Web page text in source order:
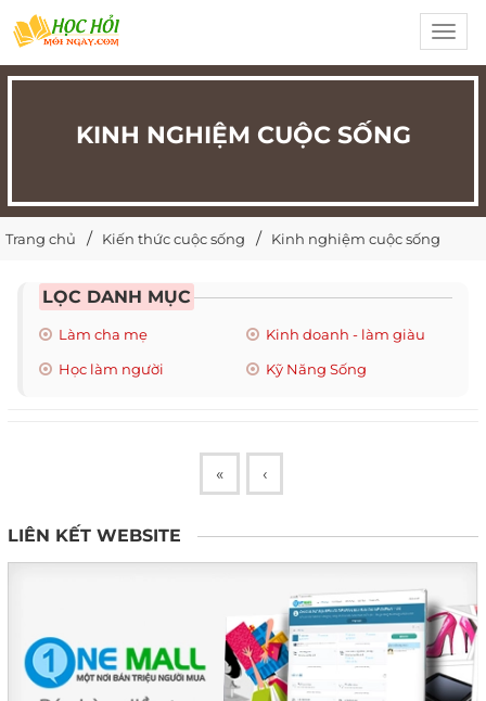
KINH NGHIỆM CUỘC SỐNG
Trang chủ Kiến thức cuộc sống Kinh nghiệm cuộc sống
LỌC DANH MỤC
Làm cha mẹ
Kinh doanh - làm giàu
Học làm người
Kỹ Năng Sống
« ‹
LIÊN KẾT WEBSITE